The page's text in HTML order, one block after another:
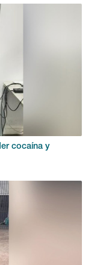
cocaína y